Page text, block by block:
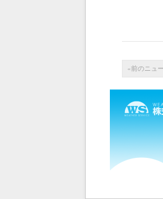
«前のニュ